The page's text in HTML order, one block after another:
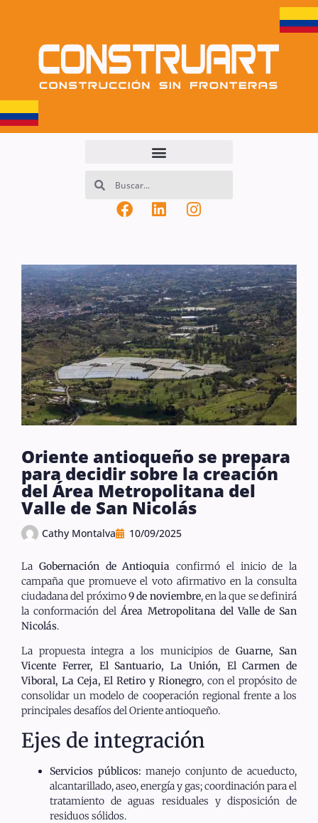
Oriente antioqueño se prepara
para decidir sobre la creación
del Área Metropolitana del
Valle de San Nicolás
Cathy Montalva 10/09/2025
La Gobernación de Antioquia confirmó el inicio de la
campaña que promueve el voto afirmativo en la consulta
ciudadana del próximo9 de noviembre, en la que se definirá
la conformación delÁrea Metropolitana del Valle de San
Nicolás.
La propuesta integra a los municipios de Guarne, San
Vicente Ferrer, El Santuario, La Unión, El Carmen de
Viboral, La Ceja, El Retiro y Rionegro, con el propósito de
consolidar un modelo de cooperación regional frente a los
principales desafíos del Oriente antioqueño.
Ejes de integración
Servicios públicos: manejo conjunto de acueducto,
alcantarillado, aseo, energía y gas; coordinación para el
tratamiento de aguas residuales y disposición de
residuos sólidos.